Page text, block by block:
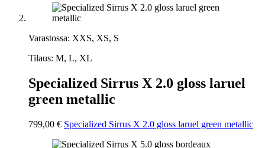
Varastossa: XXS, XS, S
Tilaus: M, L, XL
Specialized Sirrus X 2.0 gloss laruel
green metallic
799,00 € Specialized Sirrus X 2.0 gloss laruel green metallic